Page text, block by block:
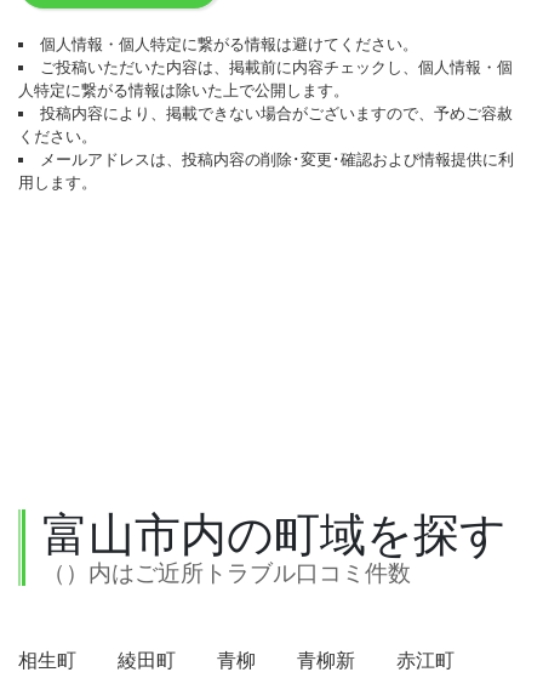
個人情報・個人特定に繋がる情報は避けてください。
ご投稿いただいた内容は、掲載前に内容チェックし、個人情報・個
人特定に繋がる情報は除いた上で公開します。
投稿内容により、掲載できない場合がございますので、予めご容赦
ください。
メールアドレスは、投稿内容の削除･変更･確認および情報提供に利
用します。
富山市内の町域を探す
（）内はご近所トラブル口コミ件数
相生町 綾田町 青柳 青柳新
赤江町